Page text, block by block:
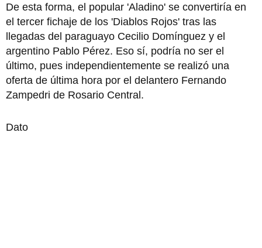
De esta forma, el popular 'Aladino' se convertiría en
el tercer fichaje de los 'Diablos Rojos' tras las
llegadas del paraguayo Cecilio Domínguez y el
argentino Pablo Pérez. Eso sí, podría no ser el
último, pues independientemente se realizó una
oferta de última hora por el delantero Fernando
Zampedri de Rosario Central.
Dato